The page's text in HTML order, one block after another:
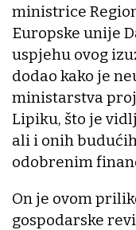
ministrice
Europske unije
uspjehu ovog
dodao kako je
ministarstva
Lipiku, što je
ali i onih
odobrenim
On je ovom
gospodarske